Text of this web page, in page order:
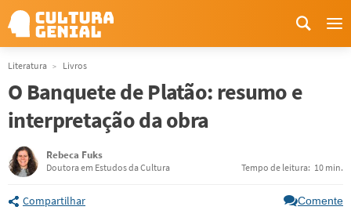
Literatura Livros
O Banquete de Platão: resumo e
interpretação da obra
Rebeca Fuks
Doutora em Estudos da Cultura Tempo de leitura: 10 min.
Compartilhar Comente